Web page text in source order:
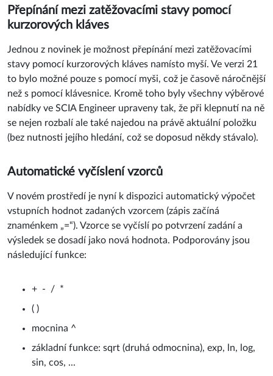
Přepínání mezi zatěžovacími stavy pomocí
kurzorových kláves
Jednou z novinek je možnost přepínání mezi zatěžovacími
stavy pomocí kurzorových kláves namísto myší. Ve verzi 21
to bylo možné pouze s pomocí myši, což je časově náročnější
než s pomocí klávesnice. Kromě toho byly všechny výběrové
nabídky ve SCIA Engineer upraveny tak, že při klepnutí na ně
se nejen rozbalí ale také najedou na právě aktuální položku
(bez nutnosti jejího hledání, což se doposud někdy stávalo).
Automatické vyčíslení vzorců
V novém prostředí je nyní k dispozici automatický výpočet
vstupních hodnot zadaných vzorcem (zápis začíná
znaménkem „=“). Vzorce se vyčíslí po potvrzení zadání a
výsledek se dosadí jako nová hodnota. Podporovány jsou
následující funkce:
+ - / *
( )
mocnina ^
základní funkce: sqrt (druhá odmocnina), exp, ln, log,
sin, cos, ...